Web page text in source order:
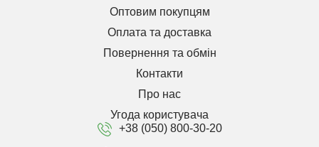
Оптовим покупцям
Оплата та доставка
Повернення та обмін
Контакти
Про нас
Угода користувача
+38 (050) 800-30-20